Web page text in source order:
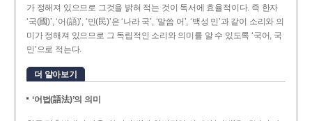
가 정해져 있으므로 그것을 밝혀 적는 것이 독서에 효율적이다. 즉 한자
‘국(國)’, ‘어(語)’, ‘민(民)’은 ‘나라 국’, ‘말씀 어’, ‘백성 민’과 같이 소리와 의
미가 정해져 있으므로 그 독립적인 소리와 의미를 알 수 있도록 ‘국어, 국
민’으로 적는다.
더 알아보기
‘어법(語法)’의 의미